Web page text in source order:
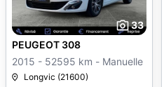
33
PEUGEOT 308
2015 - 52595 km - Manuelle
Longvic (21600)